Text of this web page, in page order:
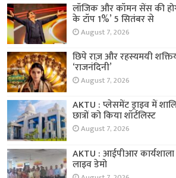
लॉजिक और कॉमन सेंस की
के टॉप 1%’ 5 सितंबर से
August 7, 2026
छिपे राज़ और रहस्यमयी
‘राजनंदिनी’
August 7, 2026
AKTU : प्लेसमेंट ड्राइव में
छात्रों को किया शॉर्टलिस्ट
August 7, 2026
AKTU : आईपीआर
लाइव डेमो